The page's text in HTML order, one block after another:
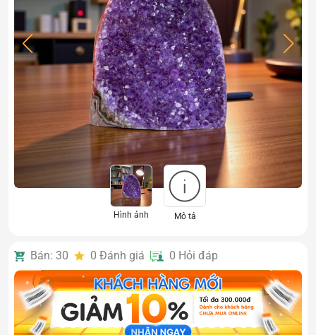
Hình ảnh Mô tả
Bán: 30 0 Đánh giá 0 Hỏi đáp